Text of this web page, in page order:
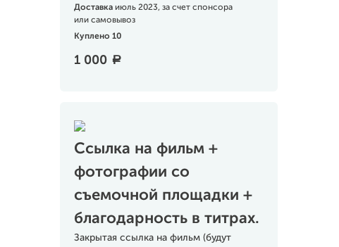
Доставка июль 2023, за счет спонсора
или самовывоз
Куплено 10
1 000 a
Ссылка на фильм +
фотографии со
съемочной площадки +
благодарность в титрах.
Закрытая ссылка на фильм (будут